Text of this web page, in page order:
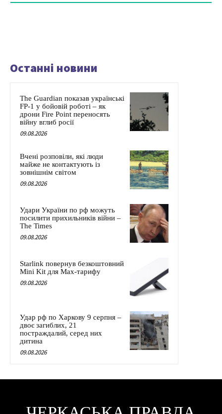
Останні новини
The Guardian показав українські
FP-1 у бойовій роботі – як
дрони Fire Point переносять
війну вглиб росії
09.08.2026
Вчені розповіли, які люди
майже не контактують із
зовнішнім світом
09.08.2026
Удари України по рф можуть
посилити прихильників війни –
The Times
09.08.2026
Starlink повернув безкоштовний
Mini Kit для Max-тарифу
09.08.2026
Удар рф по Харкову 9 серпня –
двоє загиблих, 21
постраждалий, серед них
дитина
09.08.2026